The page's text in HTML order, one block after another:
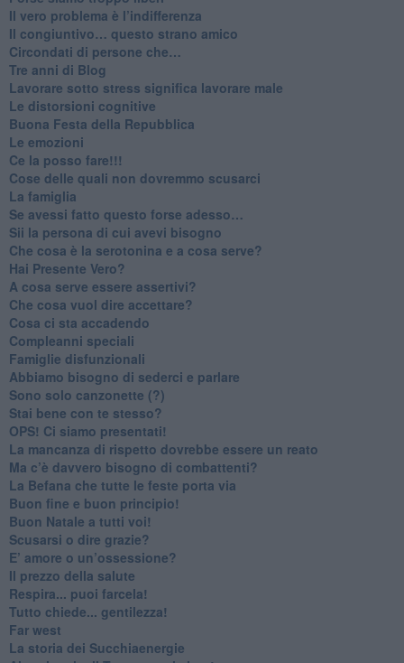
​Il vero problema è l’indifferenza
​Il congiuntivo… questo strano amico
​Circondati di persone che…
​Tre anni di Blog
​Lavorare sotto stress significa lavorare male
​Le distorsioni cognitive
​Buona Festa della Repubblica
Le emozioni
​Ce la posso fare!!!
​Cose delle quali non dovremmo scusarci
​La famiglia
​Se avessi fatto questo forse adesso…
​Sii la persona di cui avevi bisogno
Che cosa è la serotonina e a cosa serve?
​Hai Presente Vero?
A cosa serve essere assertivi?
​Che cosa vuol dire accettare?
​Cosa ci sta accadendo
​Compleanni speciali
​Famiglie disfunzionali
​Abbiamo bisogno di sederci e parlare
Sono solo canzonette (?)
​Stai bene con te stesso?
​OPS! Ci siamo presentati!
​La mancanza di rispetto dovrebbe essere un reato
​Ma c’è davvero bisogno di combattenti?
​La Befana che tutte le feste porta via
Buon fine e buon principio!
​Buon Natale a tutti voi!
​Scusarsi o dire grazie?
​E’ amore o un’ossessione?
​Il prezzo della salute
​Respira... puoi farcela!
​Tutto chiede... gentilezza!
​Far west
​La storia dei Succhiaenergie